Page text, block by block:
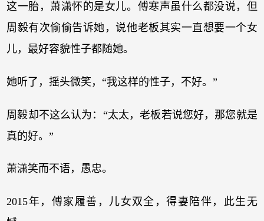
这一胎，萧潇怀的是女儿。傅寒声虽什么都没说，但
周毅有次偷偷告诉她，说他老板其实一直想要一个女
儿，最好容貌性子都随她。
她听了，摇头微笑，“我这样的性子，不好。”
周毅却不这么认为：“太太，老板若说您好，那您就是
真的好。”
萧潇笑而不语，愚忠。
2015年，傅家履善，儿女双全，得妻陪伴，此生无